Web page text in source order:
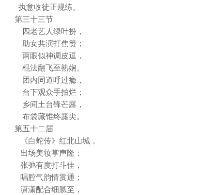
执意收徒正规练。
第三十三节
四老艺人绿叶扮，
助女共演打焦赞；
两眼似神调皮逗，
棍法翻飞至熟娴。
团内同道呼过瘾，
台下观众手拍烂；
乡间土台锋芒露，
布袋藏锥终露尖。
第五十二届
《白蛇传》红北山城，
出场美妆掌声隆；
张弛有度打斗佳，
唱腔气韵情贯通；
潇潇配合细腻至，